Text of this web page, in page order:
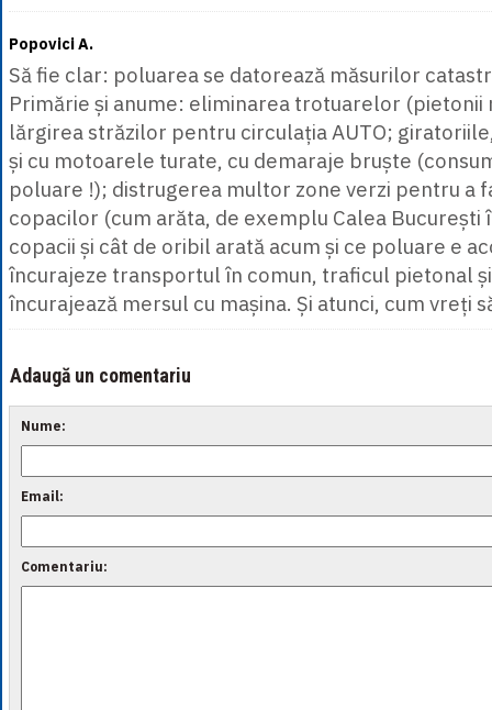
Popovici A.
Să fie clar: poluarea se datorează măsurilor
Primărie și anume: eliminarea trotuarelor (pietonii
lărgirea străzilor pentru circulația AUTO;
și cu motoarele turate, cu demaraje bruște
poluare !); distrugerea multor zone verzi pentru a
copacilor (cum arăta, de exemplu Calea București
copacii și cât de oribil arată acum și ce poluare e
încurajeze transportul în comun, traficul pietonal
încurajează mersul cu mașina. Și atunci, cum vreți
Adaugă un comentariu
Nume:
Email:
Comentariu: